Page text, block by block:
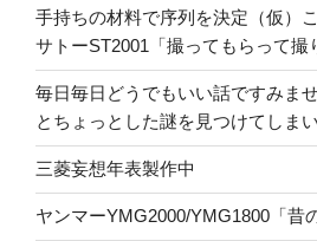
手持ちの材料で序列を決定（仮）
サトーST2001「撮ってもらって撮
毎日毎日どうでもいい話ですみま
とちょっとした謎を見つけてしま
三菱妄想年表製作中
ヤンマーYMG2000/YMG1800「昔